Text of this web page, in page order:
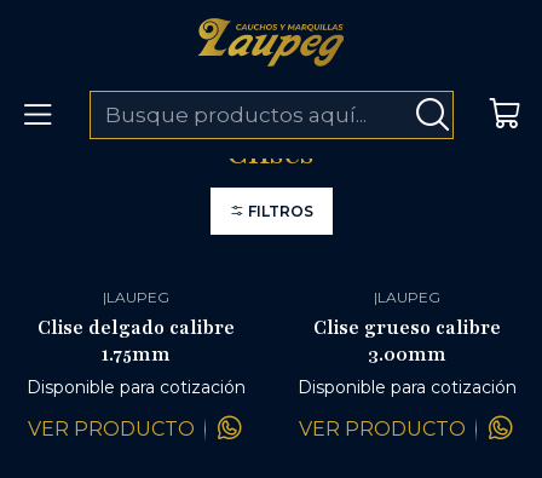
ENVÍOS A TODO COLOMBIA
Clises
Clises
FILTROS
|LAUPEG
Clise delgado calibre
1.75mm
Disponible para cotización
VER PRODUCTO
|LAUPEG
Clise grueso calibre
3.00mm
Disponible para cotización
VER PRODUCTO